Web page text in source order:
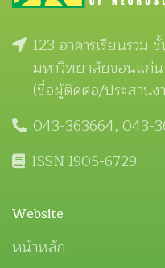
123 อาคารเรียนรว
มหาวิทยาลัยขอนแก่
(ชื่อผู้ติดต่อ/ประสานง
043-363664, 043-
ISSN 1905-6729
Website
หน้าหลัก